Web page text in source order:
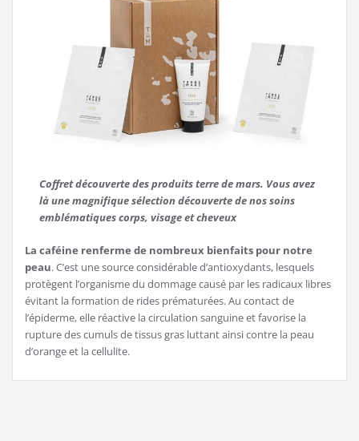
Coffret découverte des produits terre de mars. Vous avez
là une magnifique sélection découverte de nos soins
emblématiques corps, visage et cheveux
​La caféine renferme de nombreux bienfaits pour notre
peau. C’est une source considérable d’antioxydants, lesquels
protègent l’organisme du dommage causé par les radicaux libres
évitant la formation de rides prématurées. Au contact de
l’épiderme, elle réactive la circulation sanguine et favorise la
rupture des cumuls de tissus gras luttant ainsi contre la peau
d’orange et la cellulite.